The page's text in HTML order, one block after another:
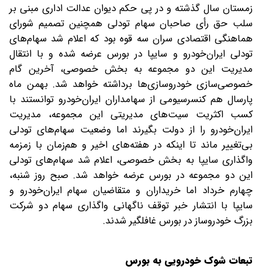
زمستان سال گذشته و در پی حکم دیوان عدالت اداری مبنی بر
سلب حق رأی صاحبان سهام تودلی همچنین تصمیم شورای
هماهنگی اقتصادی سران سه قوه بود که اعلام شد سهام‌های
تودلی ایران‌خودرو و سایپا در بورس عرضه شده و با انتقال
مدیریت این دو مجموعه به بخش خصوصی، آخرین گام
خصوصی‌سازی خودروسازی‌ها برداشته خواهد شد. بهمن ماه
پارسال هم کنسرسیومی از سهامداران ایران‌خودرو توانستند با
کسب اکثریت سیت‌های مدیریتی این مجموعه، مدیریت
ایران‌خودرو را از دولت بگیرند اما وضعیت سهام‌های تودلی
بی‌تغییر ماند تا اینکه در هفته‌های اخیر و هم‌زمان با زمزمه
واگذاری سایپا به بخش خصوصی، اعلام شد سهام‌های تودلی
این دو مجموعه در بورس عرضه خواهد شد. صبح روز شنبه،
چهارم خرداد اما خریداران و متقاضیان سهام ایران‌خودرو و
سایپا با انتشار خبر توقف ناگهانی واگذاری سهام دو شرکت
بزرگ خودروساز در بورس غافلگیر شدند.
تبعات شوک خودرویی به بورس